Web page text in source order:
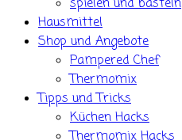
spielen und basteln
Hausmittel
Shop und Angebote
Pampered Chef
Thermomix
Tipps und Tricks
Küchen Hacks